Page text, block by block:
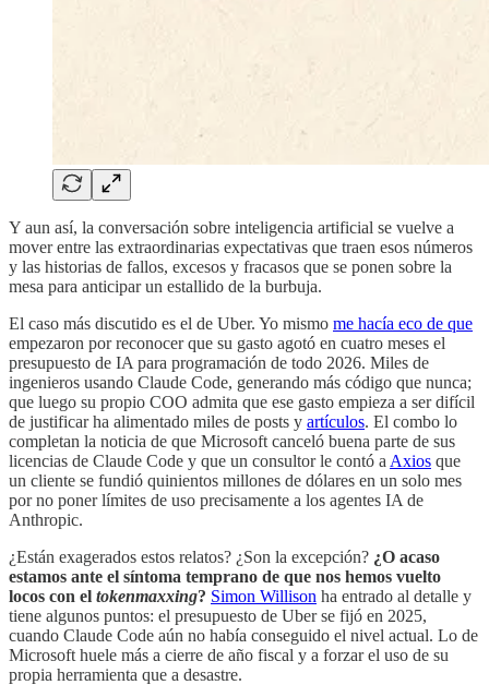
Y aun así, la conversación sobre inteligencia artificial se vuelve a
mover entre las extraordinarias expectativas que traen esos números
y las historias de fallos, excesos y fracasos que se ponen sobre la
mesa para anticipar un estallido de la burbuja.
El caso más discutido es el de Uber. Yo mismo me hacía eco de que
empezaron por reconocer que su gasto agotó en cuatro meses el
presupuesto de IA para programación de todo 2026. Miles de
ingenieros usando Claude Code, generando más código que nunca;
que luego su propio COO admita que ese gasto empieza a ser difícil
de justificar ha alimentado miles de posts y artículos. El combo lo
completan la noticia de que Microsoft canceló buena parte de sus
licencias de Claude Code y que un consultor le contó a Axios que
un cliente se fundió quinientos millones de dólares en un solo mes
por no poner límites de uso precisamente a los agentes IA de
Anthropic.
¿Están exagerados estos relatos? ¿Son la excepción? ¿O acaso
estamos ante el síntoma temprano de que nos hemos vuelto
locos con el tokenmaxxing? Simon Willison ha entrado al detalle y
tiene algunos puntos: el presupuesto de Uber se fijó en 2025,
cuando Claude Code aún no había conseguido el nivel actual. Lo de
Microsoft huele más a cierre de año fiscal y a forzar el uso de su
propia herramienta que a desastre.